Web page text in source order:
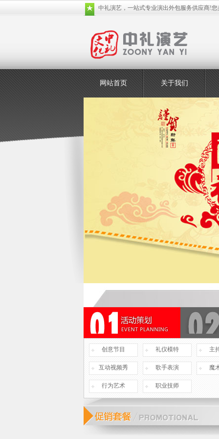
中礼演艺，一站式专业演出外包服务供应商!
网站首页 关于我们
创意节目 礼仪模特 主
互动视频秀 歌手表演 魔
行为艺术 职业技师